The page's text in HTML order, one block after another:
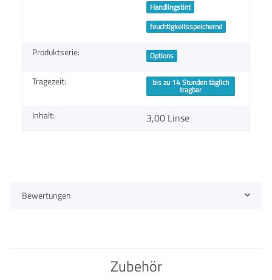
Handlingstint
feuchtigkeitsspeichernd
Produktserie: Options
Tragezeit: bis zu 14 Stunden täglich
tragbar
Inhalt: 3,00 Linse
Bewertungen
Zubehör